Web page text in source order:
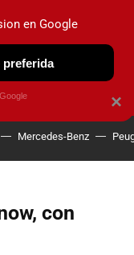
OBSERVATORIO
Mercedes-Benz
con
×
en Google
preferida